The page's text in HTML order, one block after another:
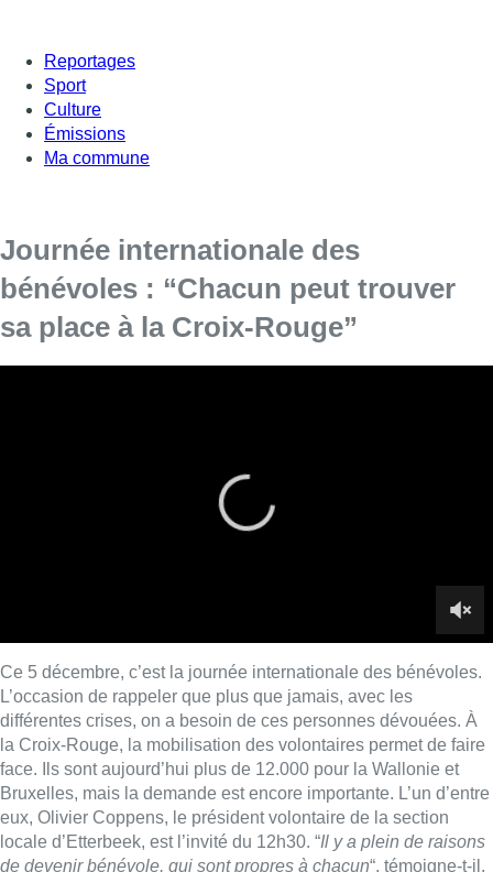
Reportages
Sport
Culture
Émissions
Ma commune
Journée internationale des
bénévoles : “Chacun peut trouver
sa place à la Croix-Rouge”
face. Ils sont aujourd’hui plus de 12.000 pour la Wallonie et
Bruxelles, mais la demande est encore importante. L’un d’entre
eux, Olivier Coppens, le président volontaire de la section
n’y a pas de qualités particulières à avoir, juste l’envie d’aider
les autres.” Toutes les informations pour s’inscrire se trouve sur
le site :https://volontariat.croix-rouge.be/
►Reportage |
Immersion avec la Croix-Rouge en maraude :
“Ces deux heures que l’on donne, c’est parfois leur seul
contact social”
■Une interview d’Olivier Coppens au micro de Fanny
Rochez et Vanessa Lhuillier